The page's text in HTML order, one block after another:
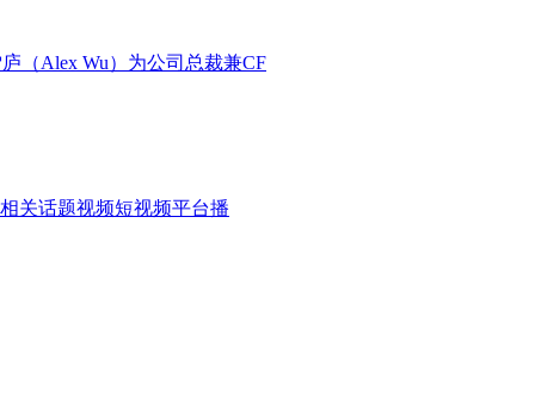
（Alex Wu）为公司总裁兼CF
关话题视频短视频平台播